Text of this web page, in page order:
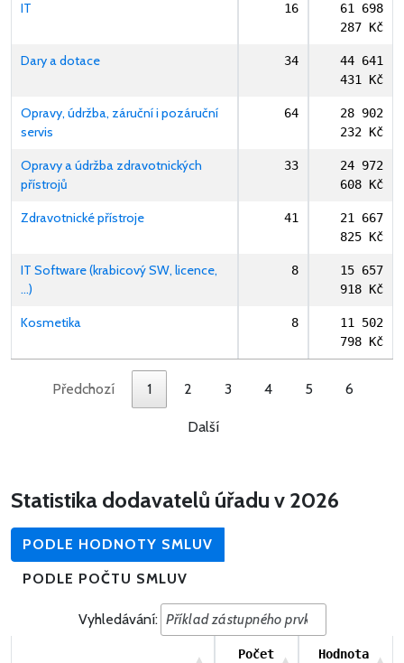
IT 16
61 698
287 Kč
Dary a dotace 34
44 641
431 Kč
Opravy, údržba, záruční i pozáruční
servis
64
28 902
232 Kč
Opravy a údržba zdravotnických
přístrojů
33
24 972
608 Kč
Zdravotnické přístroje 41
21 667
825 Kč
IT Software (krabicový SW, licence,
…)
8
15 657
918 Kč
Kosmetika 8
11 502
798 Kč
Předchozí 1 2 3 4 5 6
Další
Statistika dodavatelů úřadu v 2026
PODLE HODNOTY SMLUV
PODLE POČTU SMLUV
Vyhledávání:
Počet
Hodnota